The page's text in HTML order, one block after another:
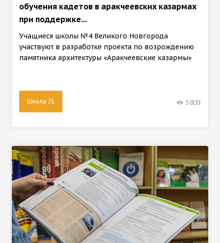
обучения кадетов в аракчеевских казармах
при поддержке...
Учащиеся школы №4 Великого Новгорода
участвуют в разработке проекта по возрождению
памятника архитектуры «Аракчеевские казармы»
Школа 21 5809